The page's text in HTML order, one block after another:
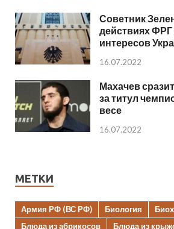
Советник
действиях
интересов
16.07.2022
Махачев
за титул
весе
16.07.2022
МЕТКИ
Армия РФ (ВС РФ) Биология
Блюда из абрикосов
Блюда из